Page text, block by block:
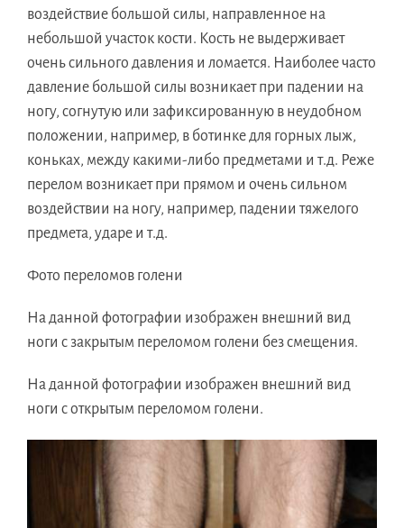
воздействие большой силы, направленное на
небольшой участок кости. Кость не выдерживает
очень сильного давления и ломается. Наиболее часто
давление большой силы возникает при падении на
ногу, согнутую или зафиксированную в неудобном
положении, например, в ботинке для горных лыж,
коньках, между какими-либо предметами и т.д. Реже
перелом возникает при прямом и очень сильном
воздействии на ногу, например, падении тяжелого
предмета, ударе и т.д.
Фото переломов голени
На данной фотографии изображен внешний вид
ноги с закрытым переломом голени без смещения.
На данной фотографии изображен внешний вид
ноги с открытым переломом голени.